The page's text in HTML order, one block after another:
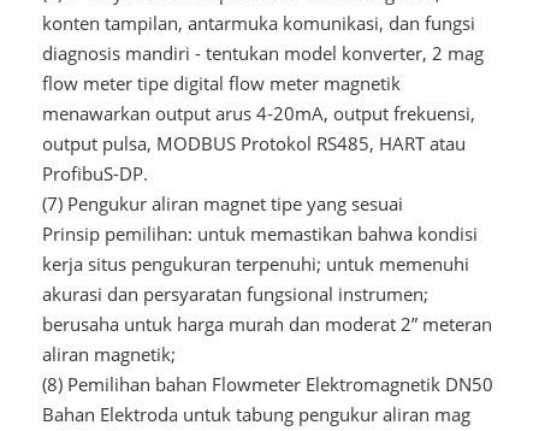
konten tampilan, antarmuka komunikasi, dan fungsi
diagnosis mandiri - tentukan model konverter, 2 mag
flow meter tipe digital flow meter magnetik
menawarkan output arus 4-20mA, output frekuensi,
output pulsa, MODBUS Protokol RS485, HART atau
ProfibuS-DP.
(7) Pengukur aliran magnet tipe yang sesuai
Prinsip pemilihan: untuk memastikan bahwa kondisi
kerja situs pengukuran terpenuhi; untuk memenuhi
akurasi dan persyaratan fungsional instrumen;
berusaha untuk harga murah dan moderat 2” meteran
aliran magnetik;
(8) Pemilihan bahan Flowmeter Elektromagnetik DN50
Bahan Elektroda untuk tabung pengukur aliran mag